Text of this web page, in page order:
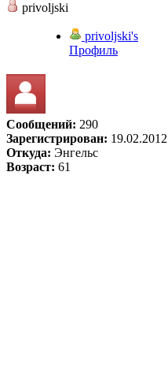
privoljski
privoljski's
Профиль
Сообщений: 290
Зарегистрирован: 19.02.2012
Откуда: Энгельс
Возраст: 61